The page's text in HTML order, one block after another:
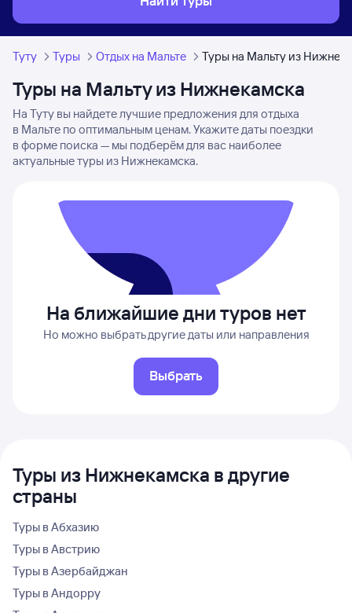
Туту Туры Отдых на Мальте Туры на Мальту из
Туры на Мальту из Нижнекамска
На Туту вы найдете лучшие предложения для отдыха
в Мальте по оптимальным ценам. Укажите даты поездки
в форме поиска — мы подберём для вас наиболее
актуальные туры из Нижнекамска.
На ближайшие дни туров нет
Но можно выбрать другие даты или направления
Выбрать
Туры из Нижнекамска в другие
страны
Туры в Абхазию
Туры в Австрию
Туры в Азербайджан
Туры в Андорру